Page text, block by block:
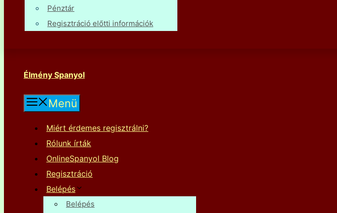
Pénztár
Regisztráció előtti információk
Élmény Spanyol
Menü
Miért érdemes regisztrálni?
Rólunk írták
OnlineSpanyol Blog
Regisztráció
Belépés
Belépés